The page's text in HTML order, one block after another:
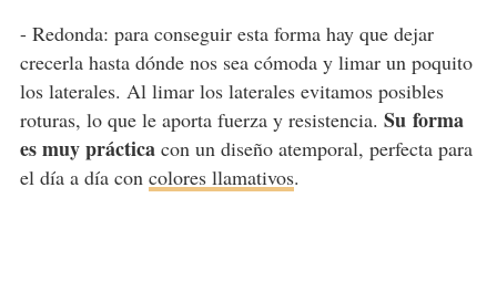
- Redonda: para conseguir esta forma hay que dejar
crecerla hasta dónde nos sea cómoda y limar un poquito
los laterales. Al limar los laterales evitamos posibles
roturas, lo que le aporta fuerza y resistencia. Suforma
es muy prácticacon un diseño atemporal, perfecta para
el día a día con colores llamativos.